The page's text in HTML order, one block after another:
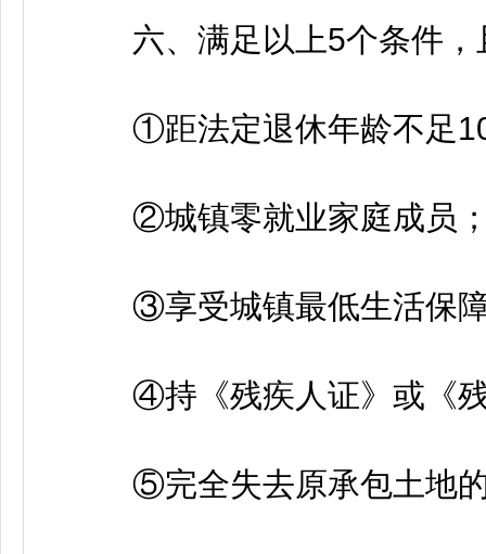
六、满足以上5个条件，
①距法定退休年龄不足10
②城镇零就业家庭成员
③享受城镇最低生活保障
④持《残疾人证》或《残
⑤完全失去原承包土地的